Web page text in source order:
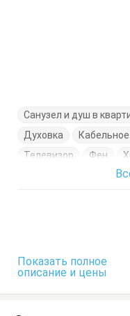
Санузел и душ в
Духовка
Телевизор
Фен
Показать полное
описание и цены